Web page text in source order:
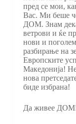
пред се мои,
Вас. Ми беше
ДОМ. Знам
ветрови и ќе
нови и
разбирање на
Европските
Македонија!
нова
биде избрана!
Да живее ДОМ!